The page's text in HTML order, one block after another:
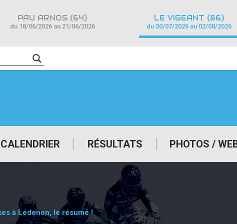
CALENDRIER RÉSULTATS PHOTOS /
PAU ARNOS (64)
du 18/06/2026 au 21/06/2026
LE VIGEANT (86)
du 30/07/2026 au 02/08/2026
à Lédenon, le résumé !